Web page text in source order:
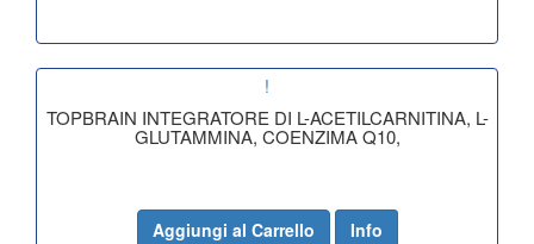
!
TOPBRAIN INTEGRATORE DI L-ACETILCARNITINA, L-
GLUTAMMINA, COENZIMA Q10,
Aggiungi al Carrello Info